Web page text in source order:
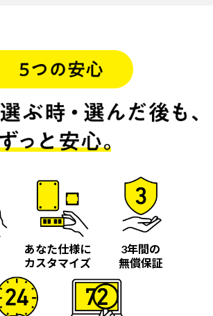
あなた仕様に
カスタマイズ
3年間の
無償保証